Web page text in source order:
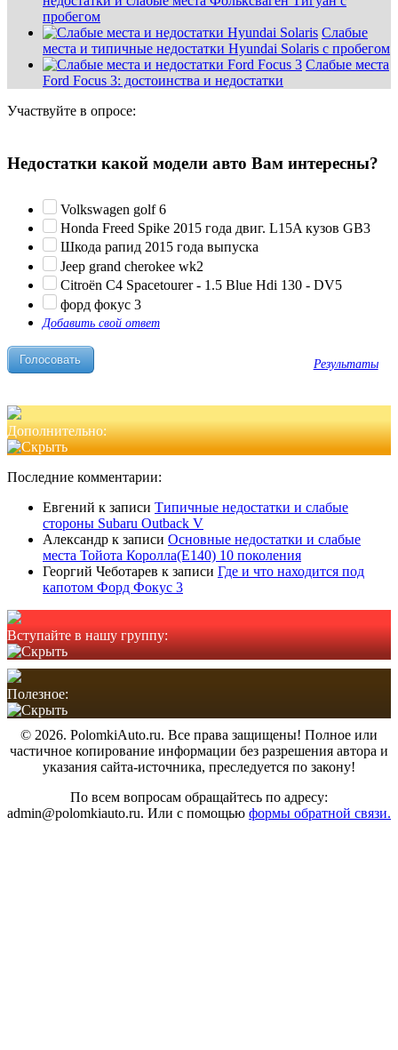
пробегом
Слабые
места и типичные недостатки Hyundai Solaris с пробегом
Слабые места
Ford Focus 3: достоинства и недостатки
Участвуйте в опросе:
Недостатки какой модели авто Вам интересны?
Volkswagen golf 6
Honda Freed Spike 2015 года двиг. L15A кузов GB3
Шкода рапид 2015 года выпуска
Jeep grand cherokee wk2
Citroën C4 Spacetourer - 1.5 Blue Hdi 130 - DV5
форд фокус 3
Добавить свой ответ
Результаты
Дополнительно:
Последние комментарии:
Евгений к записи Типичные недостатки и слабые
стороны Subaru Outback V
Александр к записи Основные недостатки и слабые
места Тойота Королла(Е140) 10 поколения
Георгий Чеботарев к записи Где и что находится под
капотом Форд Фокус 3
Вступайте в нашу группу:
Полезное:
© 2026. PolomkiAuto.ru. Все права защищены! Полное или
частичное копирование информации без разрешения автора и
указания сайта-источника, преследуется по закону!
По всем вопросам обращайтесь по адресу:
admin@polomkiauto.ru. Или с помощью формы обратной связи.